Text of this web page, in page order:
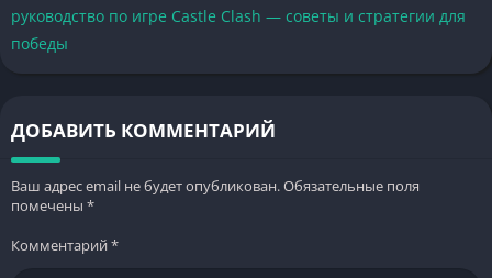
руководство по игре Castle Clash — советы и стратегии для
победы
ДОБАВИТЬ КОММЕНТАРИЙ
Ваш адрес email не будет опубликован.Обязательные поля
помечены *
Комментарий*